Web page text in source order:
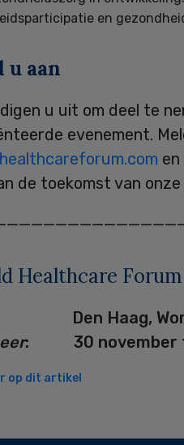
en
u aan
u uit om deel te
evenement.
de toekomst van
Healthcare Forum
Den Haag,
: 30 november t/
op dit artikel